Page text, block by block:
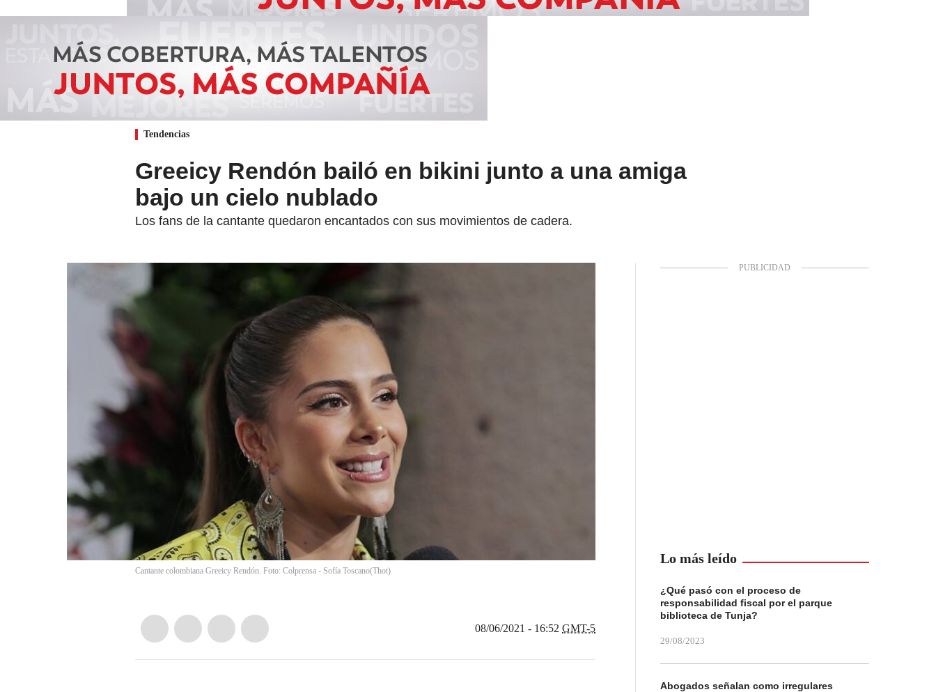
Tendencias
Greeicy Rendón bailó en bikini junto a una amiga
bajo un cielo nublado
Los fans de la cantante quedaron encantados con sus movimientos de cadera.
Cantante colombiana Greeicy Rendón. Foto: Colprensa - Sofía Toscano(Thot)
08/06/2021 - 16:52 GMT-5
Lo más leído
¿Qué pasó con el proceso de
responsabilidad fiscal por el parque
biblioteca de Tunja?
29/08/2023
Abogados señalan como irregulares